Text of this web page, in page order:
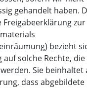
gehandelt haben.
bezieht
auf solche Rechte, die
Sie beinhaltet
dass